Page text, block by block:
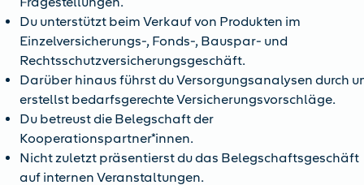
Du unterstützt beim Verkauf von Produkten im
Einzelversicherungs-, Fonds-, Bauspar- und
Rechtsschutzversicherungsgeschäft.
Darüber hinaus führst du Versorgungsanalysen durch
erstellst bedarfsgerechte Versicherungsvorschläge.
Du betreust die Belegschaft der
Kooperationspartner*innen.
Nicht zuletzt präsentierst du das Belegschaftsgeschäft
auf internen Veranstaltungen.